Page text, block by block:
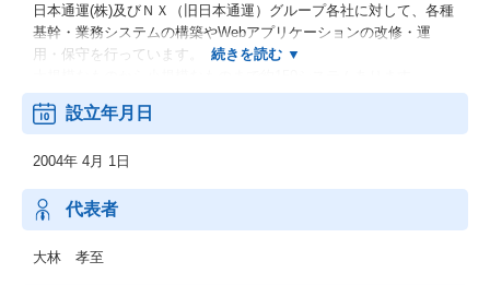
日本通運(株)及びＮＸ（旧日本通運）グループ各社に対して、各種
基幹・業務システムの構築やWebアプリケーションの改修・運
用・保守を行っています。
また、日本通運(株)グループ各社のWebサイトの企画・設計・制
作・構築・運用にもワンストップで対応しています。
日本通運(株)グループ各社のインフラ関連の企画・構築から運用・
保守まで一貫してサービスを提供。
インフラの標準化・パブリッククラウドへの移行など最新技術を
取り入れ、国内外の物流システムを支えるITインフラの最適化に
取り組んでいます。
設立年月日
2004年 4月 1日
代表者
大林 孝至